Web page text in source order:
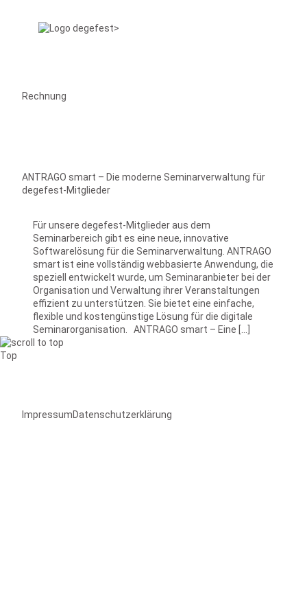
Rechnung
ANTRAGO smart – Die moderne Seminarverwaltung für
degefest-Mitglieder
Für unsere degefest-Mitglieder aus dem
Seminarbereich gibt es eine neue, innovative
Softwarelösung für die Seminarverwaltung. ANTRAGO
smart ist eine vollständig webbasierte Anwendung, die
speziell entwickelt wurde, um Seminaranbieter bei der
Organisation und Verwaltung ihrer Veranstaltungen
effizient zu unterstützen. Sie bietet eine einfache,
flexible und kostengünstige Lösung für die digitale
Seminarorganisation. ANTRAGO smart – Eine […]
Top
ImpressumDatenschutzerklärung